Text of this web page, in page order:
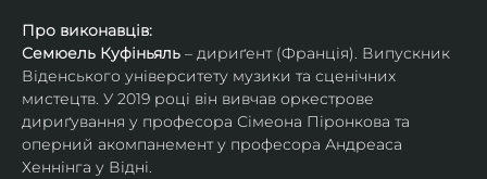
Про виконавців:
Семюель Куфіньяль – дириґент (Франція). Випускник
Віденського університету музики та сценічних
мистецтв. У 2019 році він вивчав оркестрове
дириґування у професора Сімеона Піронкова та
оперний акомпанемент у професора Андреаса
Хеннінга у Відні.